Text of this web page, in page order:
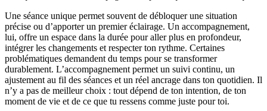
Une séance unique permet souvent de débloquer une situation
précise ou d’apporter un premier éclairage. Un accompagnement,
lui, offre un espace dans la durée pour aller plus en profondeur,
intégrer les changements et respecter ton rythme. Certaines
problématiques demandent du temps pour se transformer
durablement. L’accompagnement permet un suivi continu, un
ajustement au fil des séances et un réel ancrage dans ton quotidien. Il
n’y a pas de meilleur choix : tout dépend de ton intention, de ton
moment de vie et de ce que tu ressens comme juste pour toi.